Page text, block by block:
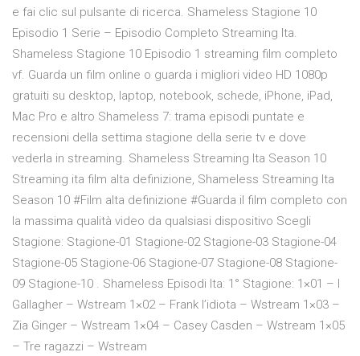
e fai clic sul pulsante di ricerca. Shameless Stagione 10
Episodio 1 Serie – Episodio Completo Streaming Ita.
Shameless Stagione 10 Episodio 1 streaming film completo
vf. Guarda un film online o guarda i migliori video HD 1080p
gratuiti su desktop, laptop, notebook, schede, iPhone, iPad,
Mac Pro e altro Shameless 7: trama episodi puntate e
recensioni della settima stagione della serie tv e dove
vederla in streaming. Shameless Streaming Ita Season 10
Streaming ita film alta definizione, Shameless Streaming Ita
Season 10 #Film alta definizione #Guarda il film completo con
la massima qualità video da qualsiasi dispositivo Scegli
Stagione: Stagione-01 Stagione-02 Stagione-03 Stagione-04
Stagione-05 Stagione-06 Stagione-07 Stagione-08 Stagione-
09 Stagione-10 . Shameless Episodi Ita: 1° Stagione: 1×01 – I
Gallagher – Wstream 1×02 – Frank l’idiota – Wstream 1×03 –
Zia Ginger – Wstream 1×04 – Casey Casden – Wstream 1×05
– Tre ragazzi – Wstream